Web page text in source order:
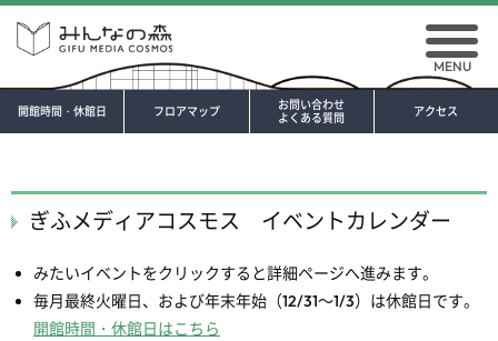
アクセス
開館時間・休館日 フロアマップ
お問い合わせ
よくある質問
MENU
ぎふメディアコスモス イベントカレンダー
みたいイベントをクリックすると詳細ページへ進みます。
毎月最終火曜日、および年末年始（12/31～1/3）は休館日です。
開館時間・休館日はこちら